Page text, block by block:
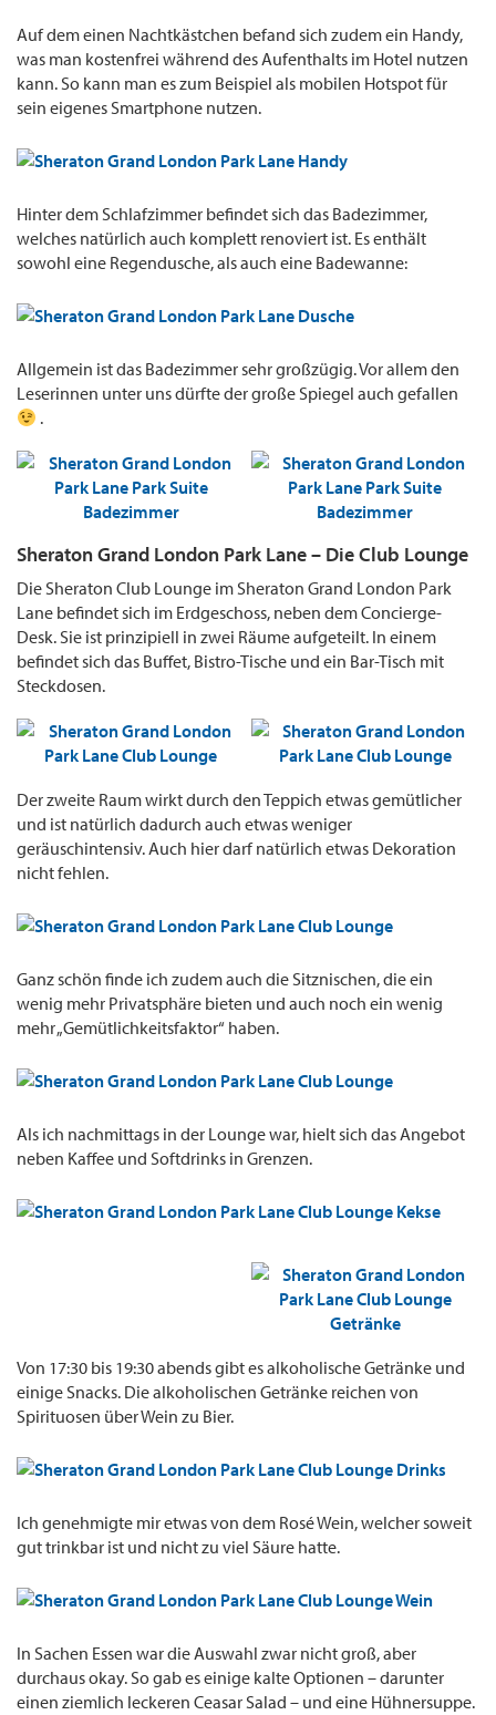
Auf dem einen Nachtkästchen befand sich zudem ein Handy,
was man kostenfrei während des Aufenthalts im Hotel nutzen
kann. So kann man es zum Beispiel als mobilen Hotspot für
sein eigenes Smartphone nutzen.
Hinter dem Schlafzimmer befindet sich das Badezimmer,
welches natürlich auch komplett renoviert ist. Es enthält
sowohl eine Regendusche, als auch eine Badewanne:
Allgemein ist das Badezimmer sehr großzügig. Vor allem den
Leserinnen unter uns dürfte der große Spiegel auch gefallen
.
Sheraton Grand London Park Lane – Die Club Lounge
Die Sheraton Club Lounge im Sheraton Grand London Park
Lane befindet sich im Erdgeschoss, neben dem Concierge-
Desk. Sie ist prinzipiell in zwei Räume aufgeteilt. In einem
befindet sich das Buffet, Bistro-Tische und ein Bar-Tisch mit
Steckdosen.
Der zweite Raum wirkt durch den Teppich etwas gemütlicher
und ist natürlich dadurch auch etwas weniger
geräuschintensiv. Auch hier darf natürlich etwas Dekoration
nicht fehlen.
Ganz schön finde ich zudem auch die Sitznischen, die ein
wenig mehr Privatsphäre bieten und auch noch ein wenig
mehr „Gemütlichkeitsfaktor“ haben.
Als ich nachmittags in der Lounge war, hielt sich das Angebot
neben Kaffee und Softdrinks in Grenzen.
Von 17:30 bis 19:30 abends gibt es alkoholische Getränke und
einige Snacks. Die alkoholischen Getränke reichen von
Spirituosen über Wein zu Bier.
Ich genehmigte mir etwas von dem Rosé Wein, welcher soweit
gut trinkbar ist und nicht zu viel Säure hatte.
In Sachen Essen war die Auswahl zwar nicht groß, aber
durchaus okay. So gab es einige kalte Optionen – darunter
einen ziemlich leckeren Ceasar Salad – und eine Hühnersuppe.